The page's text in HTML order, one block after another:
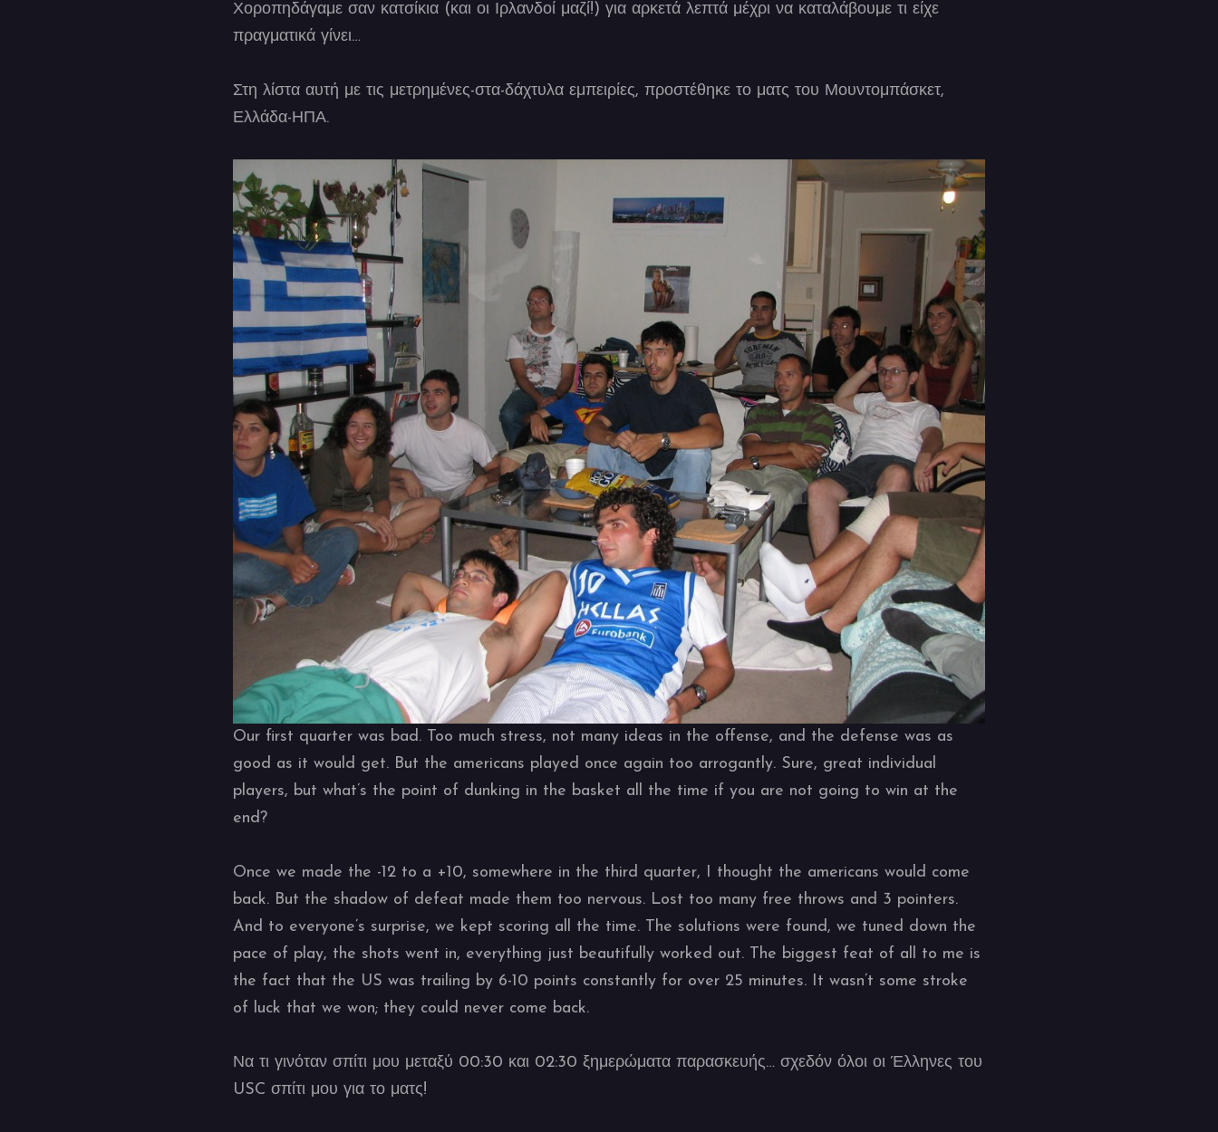
Χοροπηδάγαμε σαν κατσίκια (και οι Ιρλανδοί μαζί!) για αρκετά λεπτά μέχρι να καταλάβουμε τι είχε
πραγματικά γίνει…
Στη λίστα αυτή με τις μετρημένες-στα-δάχτυλα εμπειρίες, προστέθηκε το ματς του Μουντομπάσκετ,
Ελλάδα-ΗΠΑ.
Our first quarter was bad. Too much stress, not many ideas in the offense, and the defense was as
good as it would get. But the americans played once again too arrogantly. Sure, great individual
players, but what’s the point of dunking in the basket all the time if you are not going to win at the
end?
Once we made the -12 to a +10, somewhere in the third quarter, I thought the americans would come
back. But the shadow of defeat made them too nervous. Lost too many free throws and 3 pointers.
And to everyone’s surprise, we kept scoring all the time. The solutions were found, we tuned down the
pace of play, the shots went in, everything just beautifully worked out. The biggest feat of all to me is
the fact that the US was trailing by 6-10 points constantly for over 25 minutes. It wasn’t some stroke
of luck that we won; they could never come back.
Να τι γινόταν σπίτι μου μεταξύ 00:30 και 02:30 ξημερώματα παρασκευής… σχεδόν όλοι οι Έλληνες του
USC σπίτι μου για το ματς!